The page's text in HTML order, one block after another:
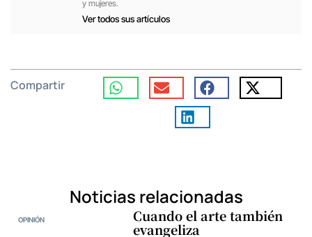
y mujeres.
Ver todos sus artículos
Compartir
Noticias relacionadas
OPINIÓN Cuando el arte también
evangeliza